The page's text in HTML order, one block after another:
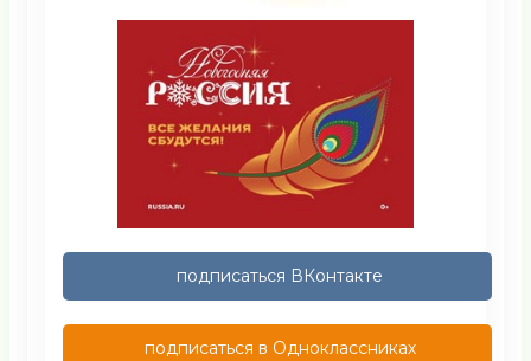
подписаться ВКонтакте
подписаться в Одноклассниках